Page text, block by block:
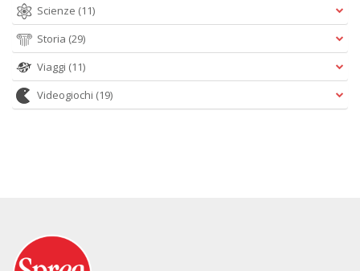
Scienze (11)
Storia (29)
Viaggi (11)
Videogiochi (19)